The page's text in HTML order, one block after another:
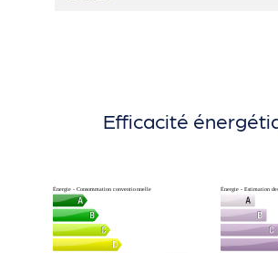
Efficacité
Énergie - Consommation conventionnelle Énergie - Estimation